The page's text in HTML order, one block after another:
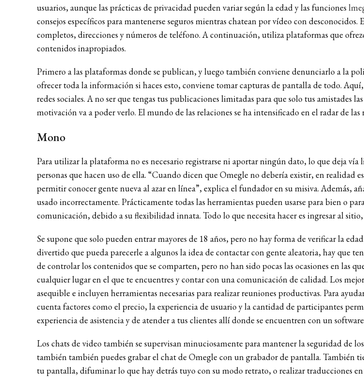
usuarios, aunque las prácticas de privacidad pueden variar según la edad y las funciones
consejos específicos para mantenerse seguros mientras chatean por vídeo con
completos, direcciones y números de teléfono. A continuación, utiliza plataformas que
contenidos inapropiados.
Primero a las plataformas donde se publican, y luego también conviene denunciarlo a la
ofrecer toda la información si haces esto, conviene tomar capturas de pantalla de todo.
redes sociales. A no ser que tengas tus publicaciones limitadas para que solo tus amistades
motivación va a poder verlo. El mundo de las relaciones se ha intensificado en el radar de las
Mono
Para utilizar la plataforma no es necesario registrarse ni aportar ningún dato, lo que deja vía
personas que hacen uso de ella. “Cuando dicen que Omegle no debería existir, en realidad
permitir conocer gente nueva al azar en línea”, explica el fundador en su misiva. Además,
usado incorrectamente. Prácticamente todas las herramientas pueden usarse para bien o
comunicación, debido a su flexibilidad innata. Todo lo que necesita hacer es ingresar al
Se supone que solo pueden entrar mayores de 18 años, pero no hay forma de verificar la
divertido que pueda parecerle a algunos la idea de contactar con gente aleatoria, hay que
de controlar los contenidos que se comparten, pero no han sido pocas las ocasiones en las
cualquier lugar en el que te encuentres y contar con una comunicación de calidad. Los
asequible e incluyen herramientas necesarias para realizar reuniones productivas. Para
cuenta factores como el precio, la experiencia de usuario y la cantidad de participantes
experiencia de asistencia y de atender a tus clientes allí donde se encuentren con un
Los chats de video también se supervisan minuciosamente para mantener la seguridad de
también también puedes grabar el chat de Omegle con un grabador de pantalla.
tu pantalla, difuminar lo que hay detrás tuyo con su modo retrato, o realizar traducciones